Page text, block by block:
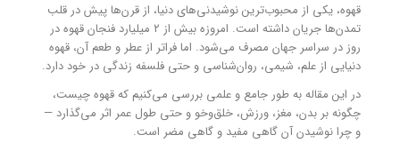
قهوه، یکی از محبوب‌ترین نوشیدنی‌های دنیا، از قرن‌ها پیش در قلب
تمدن‌ها جریان داشته است. امروزه بیش از ۲ میلیارد فنجان قهوه در
روز در سراسر جهان مصرف می‌شود. اما فراتر از عطر و طعم آن، قهوه
دنیایی از علم، شیمی، روان‌شناسی و حتی فلسفه زندگی در خود دارد.
در این مقاله به طور جامع و علمی بررسی می‌کنیم که قهوه چیست،
چگونه بر بدن، مغز، ورزش، خلق‌و‌خو و حتی طول عمر اثر می‌گذارد —
و چرا نوشیدن آن گاهی مفید و گاهی مضر است.